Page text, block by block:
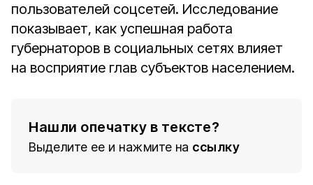
пользователей соцсетей. Исследование
показывает, как успешная работа
губернаторов в социальных сетях влияет
на восприятие глав субъектов населением.
Нашли опечатку в тексте?
Выделите ее и нажмите на ссылку